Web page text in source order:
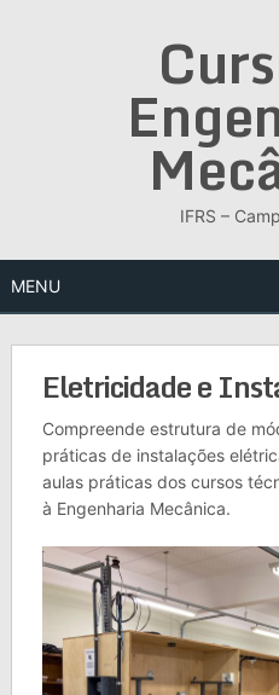
IFRS –
MENU
Eletricidade e
Compreende estrutura de
práticas de instalações
aulas práticas dos cursos
à Engenharia Mecânica.